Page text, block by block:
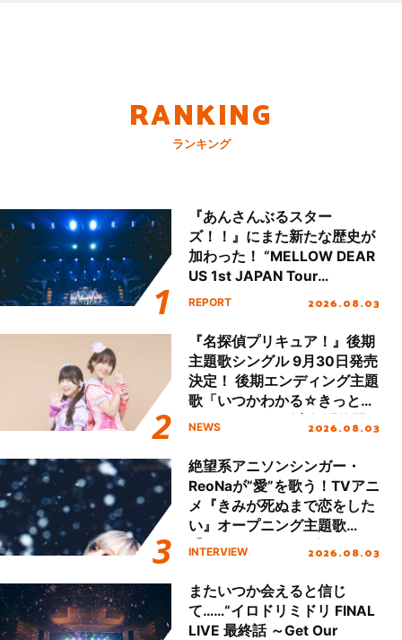
RANKING
ランキング
『あんさんぶるスター
ズ！！』にまた新たな歴史が
加わった！ “MELLOW DEAR
US 1st JAPAN Tour
Final「NICE to meet YOU
ート!!
REPORT 2026.08.03
『名探偵プリキュア！』後期
主題歌シングル 9月30日発売
決定！ 後期エンディング主題
歌「いつかわかる☆きっとあ
える」TVサイズ先行配信開
NEWS 2026.08.03
絶望系アニソンシンガー・
ReoNaが“愛”を歌う！TVアニ
メ『きみが死ぬまで恋をした
い』オープニング主題歌
「Amore」インタビュー
INTERVIEW 2026.08.03
またいつか会えると信じ
て……“イロドリミドリ FINAL
LIVE 最終話 ～Get Our